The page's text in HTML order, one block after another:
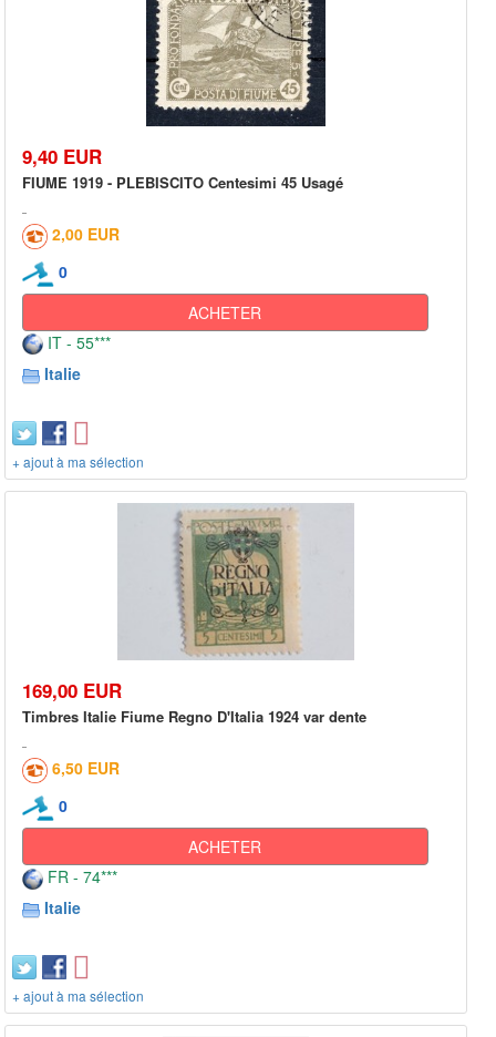
9,40 EUR
FIUME 1919 - PLEBISCITO Centesimi 45 Usagé
2,00 EUR
0
ACHETER
IT - 55***
Italie
+ ajout à ma sélection
169,00 EUR
Timbres Italie Fiume Regno D'Italia 1924 var dente
6,50 EUR
0
ACHETER
FR - 74***
Italie
+ ajout à ma sélection